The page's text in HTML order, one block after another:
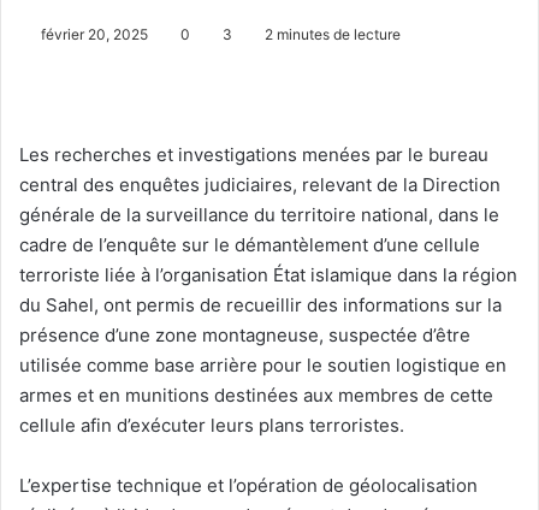
février 20, 2025 0 3 2 minutes de lecture
Les recherches et investigations menées par le bureau
central des enquêtes judiciaires, relevant de la Direction
générale de la surveillance du territoire national, dans le
cadre de l’enquête sur le démantèlement d’une cellule
terroriste liée à l’organisation État islamique dans la région
du Sahel, ont permis de recueillir des informations sur la
présence d’une zone montagneuse, suspectée d’être
utilisée comme base arrière pour le soutien logistique en
armes et en munitions destinées aux membres de cette
cellule afin d’exécuter leurs plans terroristes.
L’expertise technique et l’opération de géolocalisation